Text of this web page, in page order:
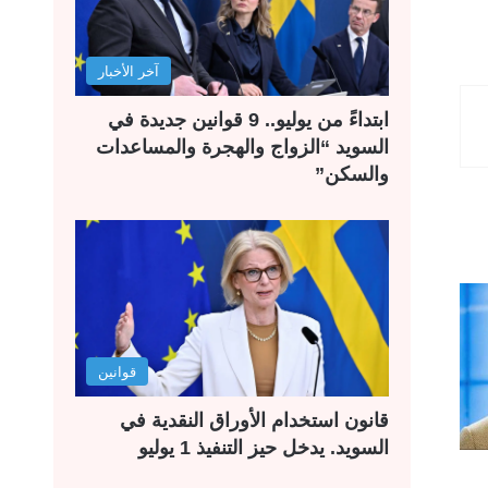
آخر الأخبار
ابتداءً من يوليو.. 9 قوانين جديدة في
السويد “الزواج والهجرة والمساعدات
والسكن”
قوانين
قانون استخدام الأوراق النقدية في
السويد. يدخل حيز التنفيذ 1 يوليو